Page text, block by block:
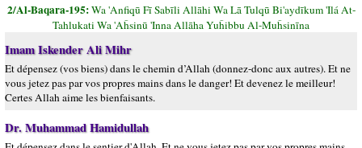
2/Al-Baqara-195:Wa 'Anfiqū Fī Sabīli Allāhi Wa Lā Tulqū Bi'aydīkum 'Ilá At-
Tahlukati Wa 'Aĥsinū 'Inna Allāha Yuĥibbu Al-Muĥsinīna
Imam Iskender Ali Mihr
Et dépensez (vos biens) dans le chemin d’Allah (donnez-donc aux autres). Et ne
vous jetez pas par vos propres mains dans le danger! Et devenez le meilleur!
Certes Allah aime les bienfaisants.
Dr. Muhammad Hamidullah